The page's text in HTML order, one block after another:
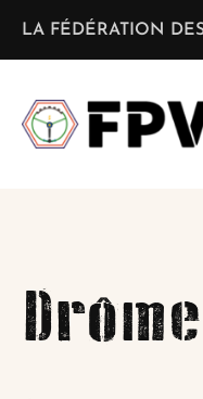
LA FÉDÉRATION